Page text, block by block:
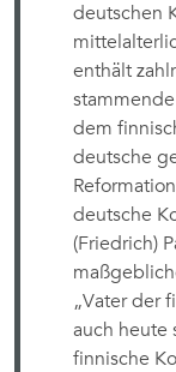
deutschen
enthält
dem
deutsche
deutsche
(Friedrich)
„Vater der
auch heute
finnische